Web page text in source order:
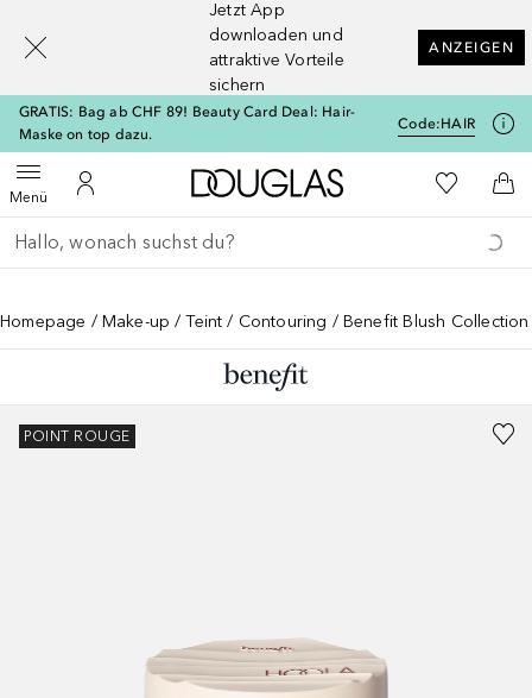
Jetzt App
downloaden und
attraktive Vorteile
sichern
ANZEIGEN
GRATIS: Bag ab CHF 89! Beauty Card Deal: Hair-
Maske on top dazu.
Code:HAIR
MenüMenü öffnenZu Meinem Kundenkonto
Zur Douglas Startseite
Zu Meiner
Gehe zurück
Suche ausführen
Homepage Make-up Teint Contouring Benefit Blush
POINT ROUGE
[navigation.slideout.screenreader]